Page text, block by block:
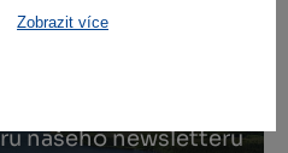
Zobrazit více
Vysočinu
našeho newsletteru